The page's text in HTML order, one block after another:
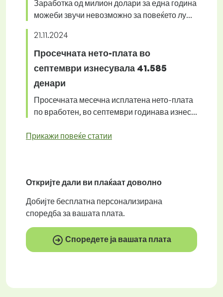
Заработка од милион долари за една година
можеби звучи невозможно за повеќето лу...
21.11.2024
Просечната нето-плата во
септември изнесувала 41.585
денари
Просечната месечна исплатена нето-плата
по вработен, во септември годинава изнес...
Прикажи повеќе статии
Откријте дали ви плаќаатдоволно
Добијте бесплатна персонализирана
споредба за вашата плата.
Споредете ја вашата плата